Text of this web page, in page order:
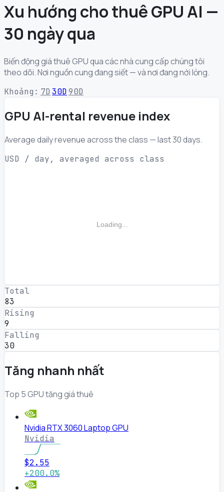
Xu hướng cho thuê GPU AI —
30 ngày qua
Biến động giá thuê GPU qua các nhà cung cấp chúng tôi
theo dõi. Nơi nguồn cung đang siết — và nơi đang nới lỏng.
Khoảng: 7D 30D90D
GPU AI-rental revenue index
Average daily revenue across the class — last 30 days.
USD / day, averaged across class
Loading...
Total
83
Rising
9
Falling
30
Tăng nhanh nhất
Top 5 GPU tăng giá thuê
Nvidia RTX 3060 Laptop GPU
Nvidia
$2.55
+200.0%